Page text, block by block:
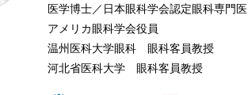
医学博士／日本眼科学会認定眼科専門医
アメリカ眼科学会役員
温州医科大学眼科 眼科客員教授
河北省医科大学 眼科客員教授